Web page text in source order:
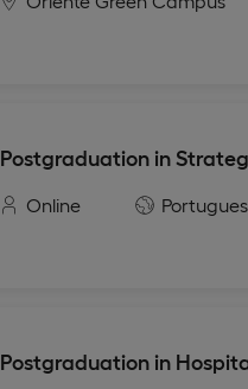
Postgraduation in
Online
Postgraduation in